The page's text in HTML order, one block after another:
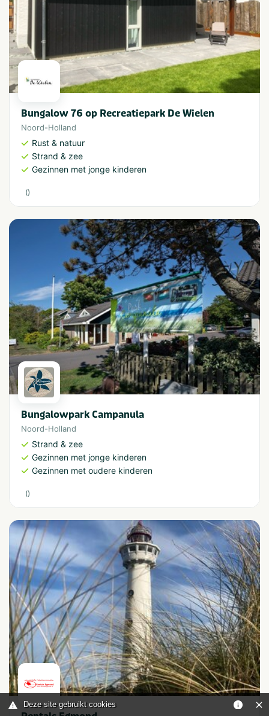
Deze site gebruikt cookies
Bungalow 76 op Recreatiepark De Wielen
Noord-Holland
Rust & natuur
Strand & zee
Gezinnen met jonge kinderen
()
Bungalowpark Campanula
Noord-Holland
Strand & zee
Gezinnen met jonge kinderen
Gezinnen met oudere kinderen
()